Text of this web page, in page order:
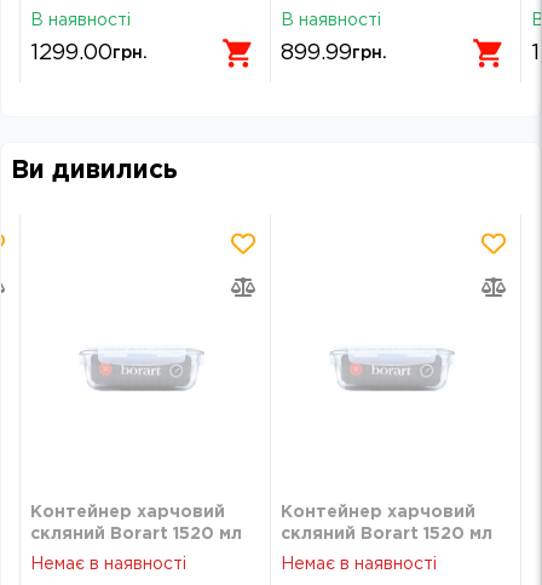
кришкою 28 см чорний
В наявності
1299.00грн.
Bolzano 24 см чорний
В наявності
899.99грн.
Ви дивились
Контейнер харчовий
скляний Borart 1520 мл
Немає в наявності
Контейнер харчовий
скляний Borart 1520 мл
Немає в наявності